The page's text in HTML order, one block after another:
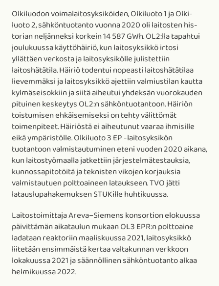
Olkiluodon voimalaitosyksiköiden, Olkiluoto 1 ja Olki-
luoto 2, sähköntuotanto vuonna 2020 oli laitosten his-
torian neljänneksi korkein 14 587 GWh. OL2:lla tapahtui
joulukuussa käyttöhäiriö, kun laitosyksikkö irtosi
yllättäen verkosta ja laitosyksikölle julistettiin
laitoshätätila. Häiriö todentui nopeasti laitoshätätilaa
lievemmäksi ja laitosyksikkö ajettiin valmiustilan kautta
kylmäseisokkiin ja siitä aiheutui yhdeksän vuorokauden
pituinen keskeytys OL2:n sähköntuotantoon. Häiriön
toistumisen ehkäisemiseksi on tehty välittömät
toimenpiteet. Häiriöstä ei aiheutunut vaaraa ihmisille
eikä ympäristölle. Olkiluoto 3 EP -laitosyksikön
tuotantoon valmistautuminen eteni vuoden 2020 aikana,
kun laitostyömaalla jatkettiin järjestelmätestauksia,
kunnossapitotöitä ja teknisten vikojen korjauksia
valmistautuen polttoaineen lataukseen. TVO jätti
latauslupahakemuksen STUKille huhtikuussa.
Laitostoimittaja Areva–Siemens konsortion elokuussa
päivittämän aikataulun mukaan OL3 EPR:n polttoaine
ladataan reaktoriin maaliskuussa 2021, laitosyksikkö
liitetään ensimmäistä kertaa valtakunnan verkkoon
lokakuussa 2021 ja säännöllinen sähköntuotanto alkaa
helmikuussa 2022.